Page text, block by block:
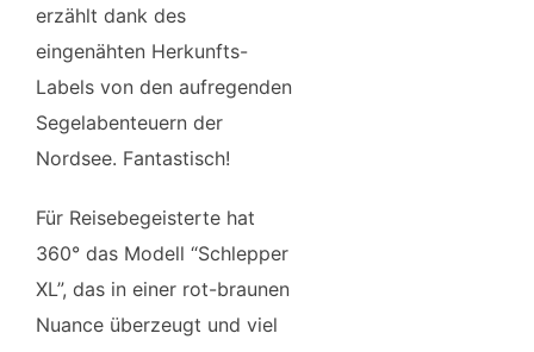
erzählt dank des
eingenähten Herkunfts-
Labels von den aufregenden
Segelabenteuern der
Nordsee. Fantastisch!
Für Reisebegeisterte hat
360° das Modell “Schlepper
XL”, das in einer rot-braunen
Nuance überzeugt und viel